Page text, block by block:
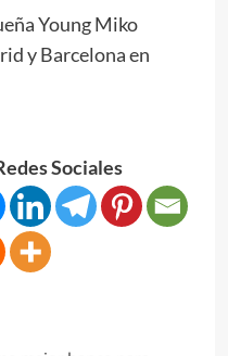
Young Miko
y Barcelona en
Sociales